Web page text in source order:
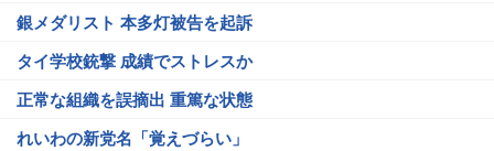
銀メダリスト 本多灯被告を起訴
タイ学校銃撃 成績でストレスか
正常な組織を誤摘出 重篤な状態
れいわの新党名「覚えづらい」